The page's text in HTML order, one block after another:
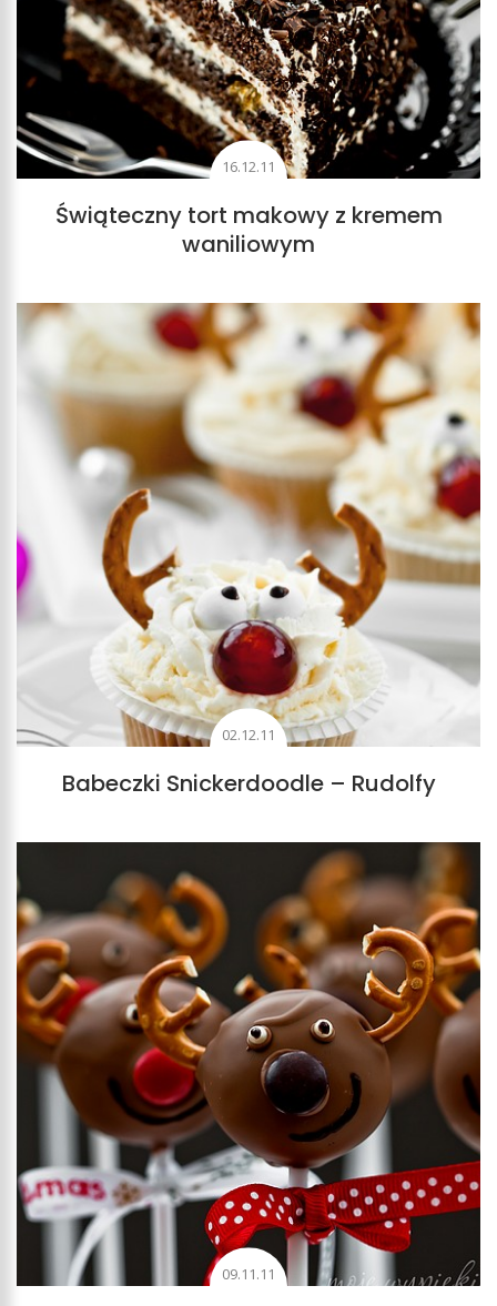
16.12.11
Świąteczny tort makowy z kremem
waniliowym
02.12.11
Babeczki Snickerdoodle – Rudolfy
09.11.11